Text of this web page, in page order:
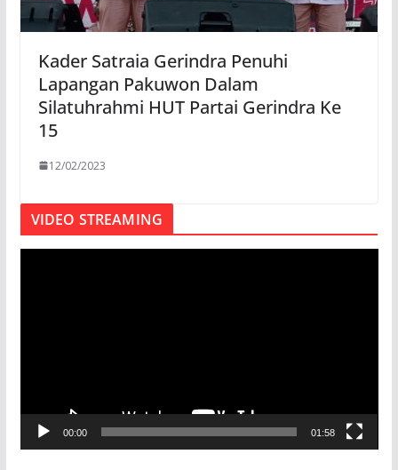
Kader Satraia Gerindra Penuhi
Lapangan Pakuwon Dalam
Silatuhrahmi HUT Partai Gerindra Ke
15
12/02/2023
VIDEO STREAMING
V
00:00 01:58